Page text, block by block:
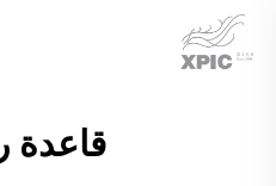
قاعدة